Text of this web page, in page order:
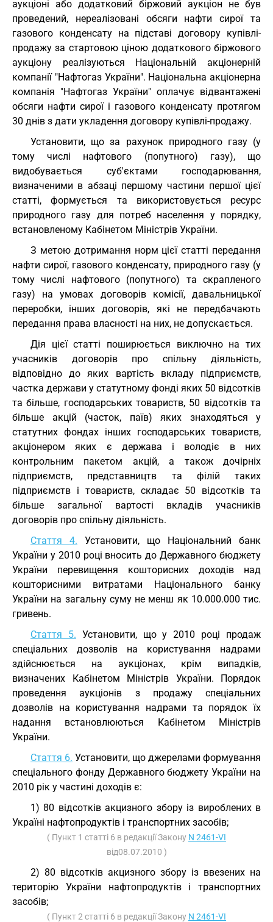
аукціоні або додатковий біржовий аукціон не був
проведений, нереалізовані обсяги нафти сирої та
газового конденсату на підставі договору купівлі-
продажу за стартовою ціною додаткового біржового
аукціону реалізуються Національній акціонерній
компанії "Нафтогаз України". Національна акціонерна
компанія "Нафтогаз України" оплачує відвантажені
обсяги нафти сирої і газового конденсату протягом
30 днів з дати укладення договору купівлі-продажу.
Установити, що за рахунок природного газу (у
тому числі нафтового (попутного) газу), що
видобувається суб'єктами господарювання,
визначеними в абзаці першому частини першої цієї
статті, формується та використовується ресурс
природного газу для потреб населення у порядку,
встановленому Кабінетом Міністрів України.
З метою дотримання норм цієї статті передання
нафти сирої, газового конденсату, природного газу (у
тому числі нафтового (попутного) та скрапленого
газу) на умовах договорів комісії, давальницької
переробки, інших договорів, які не передбачають
передання права власності на них, не допускається.
Дія цієї статті поширюється виключно на тих
учасників договорів про спільну діяльність,
відповідно до яких вартість вкладу підприємств,
частка держави у статутному фонді яких 50 відсотків
та більше, господарських товариств, 50 відсотків та
більше акцій (часток, паїв) яких знаходяться у
статутних фондах інших господарських товариств,
акціонером яких є держава і володіє в них
контрольним пакетом акцій, а також дочірніх
підприємств, представництв та філій таких
підприємств і товариств, складає 50 відсотків та
більше загальної вартості вкладів учасників
договорів про спільну діяльність.
Стаття 4. Установити, що Національний банк
України у 2010 році вносить до Державного бюджету
України перевищення кошторисних доходів над
кошторисними витратами Національного банку
України на загальну суму не менш як 10.000.000 тис.
гривень.
Стаття 5. Установити, що у 2010 році продаж
спеціальних дозволів на користування надрами
здійснюється на аукціонах, крім випадків,
визначених Кабінетом Міністрів України. Порядок
проведення аукціонів з продажу спеціальних
дозволів на користування надрами та порядок їх
надання встановлюються Кабінетом Міністрів
України.
Стаття 6. Установити, що джерелами формування
спеціального фонду Державного бюджету України на
2010 рік у частині доходів є:
1) 80 відсотків акцизного збору із вироблених в
Україні нафтопродуктів і транспортних засобів;
( Пункт 1 статті 6 в редакції Закону N 2461-VI
від08.07.2010 )
2) 80 відсотків акцизного збору із ввезених на
територію України нафтопродуктів і транспортних
засобів;
( Пункт 2 статті 6 в редакції Закону N 2461-VI